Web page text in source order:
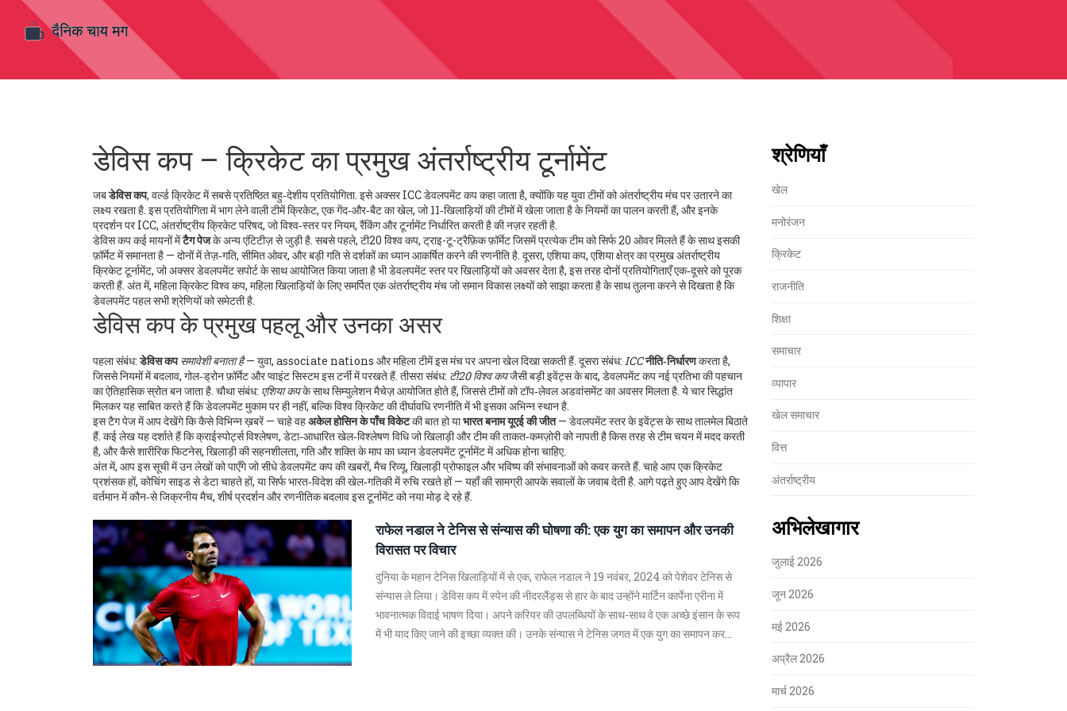
डेविस कप – क्रिकेट का प्रमुख अंतर्राष्ट्रीय टूर्नामेंट
जबडेविस कप, वर्ल्ड क्रिकेट में सबसे प्रतिष्ठित बहु‑देशीय प्रतियोगिता. इसे अक्सरICC डेवलपमेंट कपकहा जाता है, क्योंकि यह युवा टीमों को अंतर्राष्ट्रीय मंच पर उतारने का
लक्ष्य रखता है. इस प्रतियोगिता में भाग लेने वाली टीमेंक्रिकेट, एक गेंद‑और‑बैट का खेल, जो 11‑खिलाड़ियों की टीमों में खेला जाता हैके नियमों का पालन करती हैं, और इनके
प्रदर्शन परICC, अंतर्राष्ट्रीय क्रिकेट परिषद, जो विश्व‑स्तर पर नियम, रैंकिंग और टूर्नामेंट निर्धारित करती हैकी नज़र रहती है.
डेविस कप कई मायनों मेंटैग पेजके अन्य एंटिटीज़ से जुड़ी है. सबसे पहले, टी20 विश्व कप, ट्राइ-टू-ट्रैफ़िक फ़ॉर्मेट जिसमें प्रत्येक टीम को सिर्फ 20 ओवर मिलते हैंके साथ इसकी
फ़ॉर्मेट में समानता है — दोनों में तेज़‑गति, सीमित ओवर, और बड़ी गति से दर्शकों का ध्यान आकर्षित करने की रणनीति है. दूसरा, एशिया कप, एशिया क्षेत्र का प्रमुख अंतर्राष्ट्रीय
क्रिकेट टूर्नामेंट, जो अक्सर डेवलपमेंट सपोर्ट के साथ आयोजित किया जाता हैभी डेवलपमेंट स्तर पर खिलाड़ियों को अवसर देता है, इस तरह दोनों प्रतियोगिताएँ एक‑दूसरे को पूरक
करती हैं. अंत में, महिला क्रिकेट विश्व कप, महिला खिलाड़ियों के लिए समर्पित एक अंतर्राष्ट्रीय मंच जो समान विकास लक्ष्यों को साझा करता हैके साथ तुलना करने से दिखता है कि
डेवलपमेंट पहल सभी श्रेणियों को समेटती है.
डेविस कप के प्रमुख पहलू और उनका असर
पहला संबंध:डेविस कप समावेशी बनाता है— युवा, associate nations और महिला टीमें इस मंच पर अपना खेल दिखा सकती हैं. दूसरा संबंध: ICCनीति‑निर्धारणकरता है,
जिससे नियमों में बदलाव, गोल‑ड्रोन फ़ॉर्मेट और प्वाइंट सिस्टम इस टर्नी में परखते हैं. तीसरा संबंध: टी20 विश्व कपजैसी बड़ी इवेंट्स के बाद, डेवलपमेंट कप नई प्रतिभा की पहचान
का ऐतिहासिक स्रोत बन जाता है. चौथा संबंध: एशिया कपके साथ सिम्युलेशन मैचेज़ आयोजित होते हैं, जिससे टीमों को टॉप‑लेवल अडवांसमेंट का अवसर मिलता है. ये चार सिद्धांत
मिलकर यह साबित करते हैं कि डेवलपमेंट मुकाम पर ही नहीं, बल्कि विश्व क्रिकेट की दीर्घावधि रणनीति में भी इसका अभिन्न स्थान है.
इस टैग पेज में आप देखेंगे कि कैसे विभिन्न ख़बरें — चाहे वहअकेल होसिन के पाँच विकेटकी बात हो याभारत बनाम यूएई की जीत— डेवलपमेंट स्तर के इवेंट्स के साथ तालमेल बिठाते
हैं. कई लेख यह दर्शाते हैं किक्राईस्पोर्ट्स विश्लेषण, डेटा‑आधारित खेल‑विश्लेषण विधि जो खिलाड़ी और टीम की ताकत‑कमज़ोरी को नापती हैकिस तरह से टीम चयन में मदद करती
है, और कैसेशारीरिक फिटनेस, खिलाड़ी की सहनशीलता, गति और शक्ति के मापका ध्यान डेवलपमेंट टूर्नामेंट में अधिक होना चाहिए.
अंत में, आप इस सूची में उन लेखों को पाएँगे जो सीधे डेवलपमेंट कप की खबरों, मैच रिव्यू, खिलाड़ी प्रोफाइल और भविष्य की संभावनाओं को कवर करते हैं. चाहे आप एक क्रिकेट
प्रशंसक हों, कोचिंग साइड से डेटा चाहते हों, या सिर्फ भारत‑विदेश की खेल‑गतिकी में रुचि रखते हों — यहाँ की सामग्री आपके सवालों के जवाब देती है. आगे पढ़ते हुए आप देखेंगे कि
वर्तमान में कौन‑से जिक्रनीय मैच, शीर्ष प्रदर्शन और रणनीतिक बदलाव इस टूर्नामेंट को नया मोड़ दे रहे हैं.
राफेल नडाल ने टेनिस से संन्यास की घोषणा की: एक युग का समापन और उनकी
विरासत पर विचार
दुनिया के महान टेनिस खिलाड़ियों में से एक, राफेल नडाल ने 19 नवंबर, 2024 को पेशेवर टेनिस से
संन्यास ले लिया। डेविस कप में स्पेन की नीदरलैंड्स से हार के बाद उन्होंने मार्टिन कार्पेना एरीना में
भावनात्मक विदाई भाषण दिया। अपने करियर की उपलब्धियों के साथ-साथ वे एक अच्छे इंसान के रूप
में भी याद किए जाने की इच्छा व्यक्त की। उनके संन्यास ने टेनिस जगत में एक युग का समापन कर
श्रेणियाँ
खेल
मनोरंजन
क्रिकेट
राजनीति
शिक्षा
समाचार
व्यापार
खेल समाचार
वित्त
अंतर्राष्ट्रीय
अभिलेखागार
जुलाई 2026
जून 2026
मई 2026
अप्रैल 2026
मार्च 2026